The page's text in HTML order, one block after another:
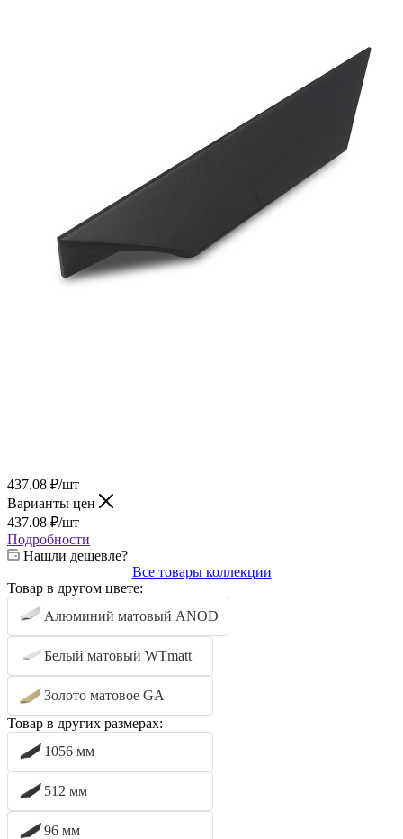
437.08 ₽/шт
Варианты цен
437.08 ₽/шт
Подробности
Нашли дешевле?
Все товары коллекции
Товар в другом цвете:
Алюминий матовый ANOD
Белый матовый WTmatt
Золото матовое GA
Товар в других размерах:
1056 мм
512 мм
96 мм